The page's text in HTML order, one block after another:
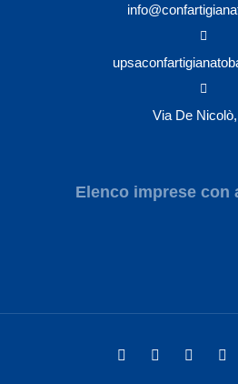
Via De
Elenco imprese con